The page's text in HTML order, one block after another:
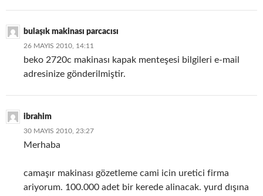
bulaşık makinası parcacısı
26 MAYIS 2010, 14:11
beko 2720c makinası kapak menteşesi bilgileri e-mail
adresinize gönderilmiştir.
ibrahim
30 MAYIS 2010, 23:27
Merhaba
camaşır makinası gözetleme cami icin uretici firma
ariyorum. 100.000 adet bir kerede alinacak. yurd dışına